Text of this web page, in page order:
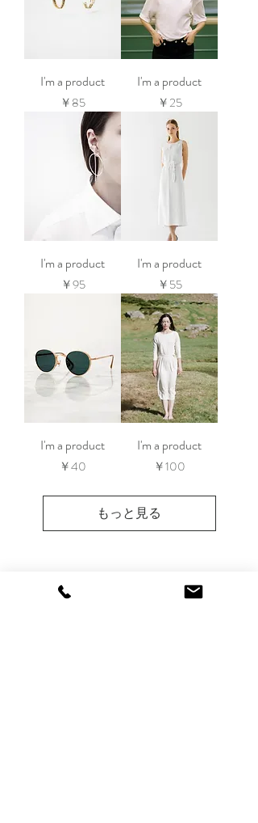
I'm a product
価格
￥85
I'm a product
価格
￥25
I'm a product
価格
￥95
I'm a product
価格
￥55
I'm a product
価格
￥40
I'm a product
価格
￥100
もっと見る